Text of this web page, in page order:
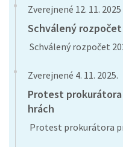
Zverejnené 12. 11.
Schválený rozpočet
Schválený rozpočet
Zverejnené 4. 11. 2025.
Protest prokurátora
hrách
Protest prokurátora